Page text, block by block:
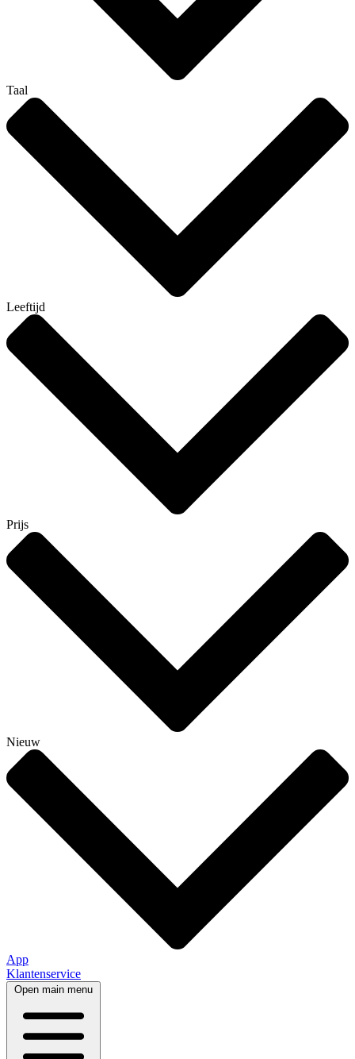
Taal
Leeftijd
Prijs
Nieuw
App
Klantenservice
Open main menu